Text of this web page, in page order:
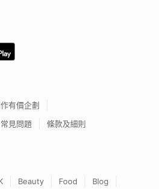
有價企劃
常見問題 條款及細則
Beauty Food
Blog